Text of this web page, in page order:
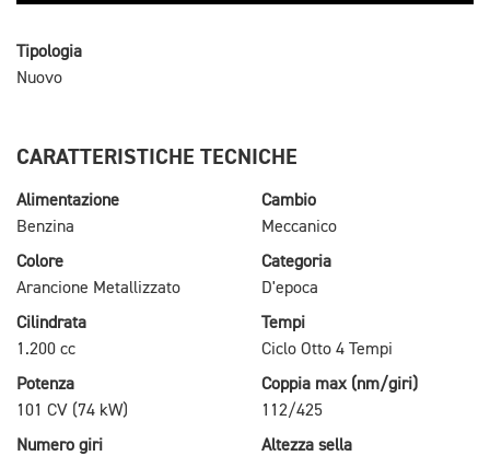
Tipologia
Nuovo
CARATTERISTICHE TECNICHE
Alimentazione
Benzina
Cambio
Meccanico
Colore
Arancione Metallizzato
Categoria
D'epoca
Cilindrata
1.200 cc
Tempi
Ciclo Otto 4 Tempi
Potenza
101 CV (74 kW)
Coppia max (nm/giri)
112/425
Numero giri
Altezza sella